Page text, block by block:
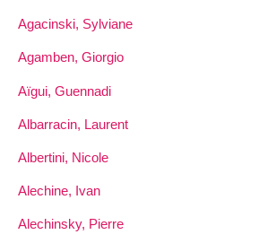
Agacinski, Sylviane
Agamben, Giorgio
Aïgui, Guennadi
Albarracin, Laurent
Albertini, Nicole
Alechine, Ivan
Alechinsky, Pierre